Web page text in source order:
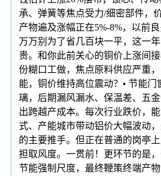
承、弹簧等焦点受力/细密部件，
产物遍及涨幅正在5%-8%，以前
万万别为了省几百块一平，这一
贵。和你此前关心的铜价上涨间
份糊口工做，焦点原料供应严重
能，铜价维持高位震动？• 节能门
璃，后期漏风漏水、保温差、五
出跨越产成本。每次行业跌价，
式、产能城市带动铝价大幅波动
的主要推手。但正在普通的岗亭
担取风度。一贯前！更环节的是
节能强制尺度，最终鞭策终端产